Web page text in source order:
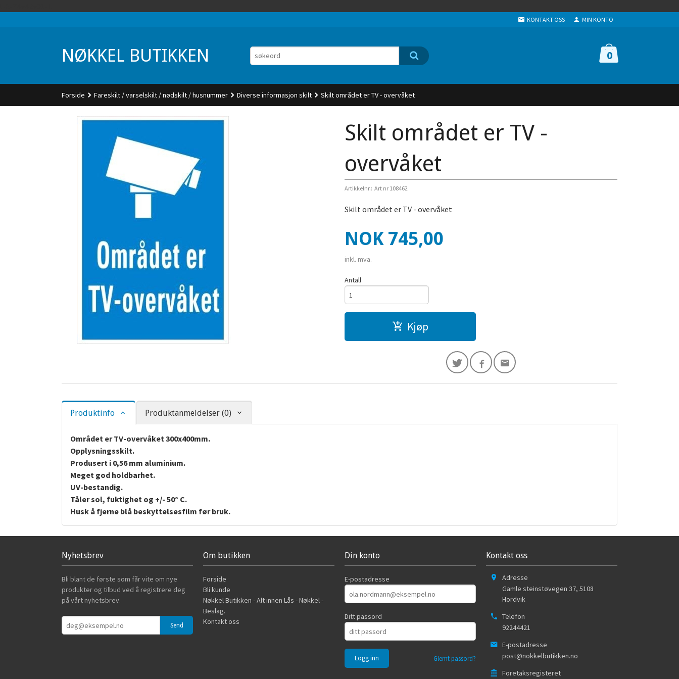
KONTAKT OSS MIN KONTO
NØKKEL BUTIKKEN 0
Forside Fareskilt / varselskilt / nødskilt / husnummer Diverse informasjon skilt Skilt området er TV - overvåket
Skilt området er TV -
overvåket
Artikkelnr.: Art nr 108462
Skilt området er TV - overvåket
Pris
NOK 745,00
inkl. mva.
Antall
Kjøp
Produktinfo Produktanmeldelser (0)
Området er TV-overvåket 300x400mm.
Opplysningsskilt.
Produsert i 0,56 mm aluminium.
Meget god holdbarhet.
UV-bestandig.
Tåler sol, fuktighet og +/- 50° C.
Husk å fjerne blå beskyttelsesfilm før bruk.
Nyhetsbrev
Bli blant de første som får vite om nye
produkter og tilbud ved å registrere deg
på vårt nyhetsbrev.
Om butikken
Forside
Bli kunde
Nøkkel Butikken - Alt innen Lås - Nøkkel -
Beslag.
Kontakt oss
Din konto
E-postadresse
Ditt passord
Glemt passord?
Kontakt oss
Adresse
Gamle steinstøvegen 37, 5108
Hordvik
Telefon
92244421
E-postadresse
post@nokkelbutikken.no
Foretaksregisteret